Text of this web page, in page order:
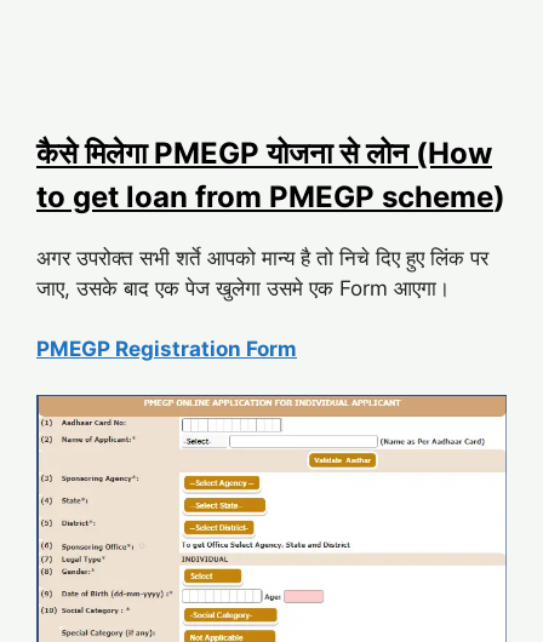
कैसे मिलेगा PMEGP योजना से लोन (How
to get loan from PMEGP scheme)
अगर उपरोक्त सभी शर्ते आपको मान्य है तो निचे दिए हुए लिंक पर
जाए, उसके बाद एक पेज खुलेगा उसमे एक Form आएगा।
PMEGP Registration Form